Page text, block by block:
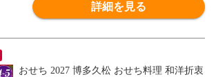
詳細を見る
おせち 2027 博多久松 おせち料理 和洋折衷